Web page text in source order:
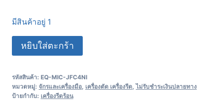
มีสินค้าอยู่ 1
หยิบใส่ตะกร้า
รหัสสินค้า: EQ-MIC-JFC4NI
หมวดหมู่: จักรและเครื่องมือ เครื่องตัด เครื่องรีด ,ไม่รับชำระเงินปลายทาง
ป้ายกำกับ: เครื่องรีดร้อน